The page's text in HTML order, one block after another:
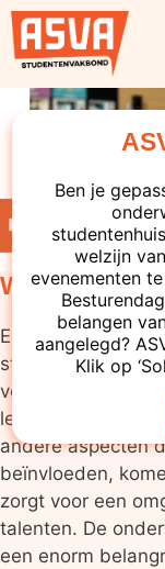
Waarom
Een van de
verschillende
leeftijden,
andere aspecten
beïnvloeden,
zorgt voor een
talenten. De
een enorm
Ben je
welzijn
evenementen
belangen
aangelegd?
Klik op